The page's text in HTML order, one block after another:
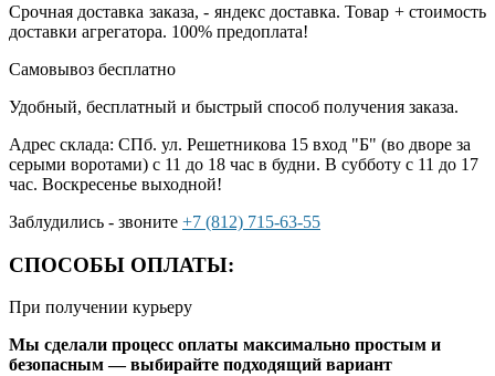
Срочная доставка заказа, - яндекс доставка. Товар + стоимость
доставки агрегатора. 100% предоплата!
Самовывоз бесплатно
Удобный, бесплатный и быстрый способ получения заказа.
Адрес склада: СПб. ул. Решетникова 15 вход "Б" (во дворе за
серыми воротами) с 11 до 18 час в будни. В субботу с 11 до 17
час. Воскресенье выходной!
Заблудились - звоните +7 (812) 715-63-55
СПОСОБЫ ОПЛАТЫ:
При получении курьеру
Мы сделали процесс оплаты максимально простым и
безопасным — выбирайте подходящий вариант